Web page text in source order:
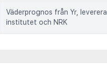
Väderprognos från Yr,
institutet och NRK